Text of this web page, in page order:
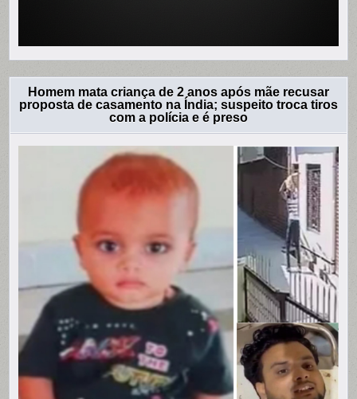
Homem mata criança de 2 anos após mãe recusar
proposta de casamento na Índia; suspeito troca tiros
com a polícia e é preso